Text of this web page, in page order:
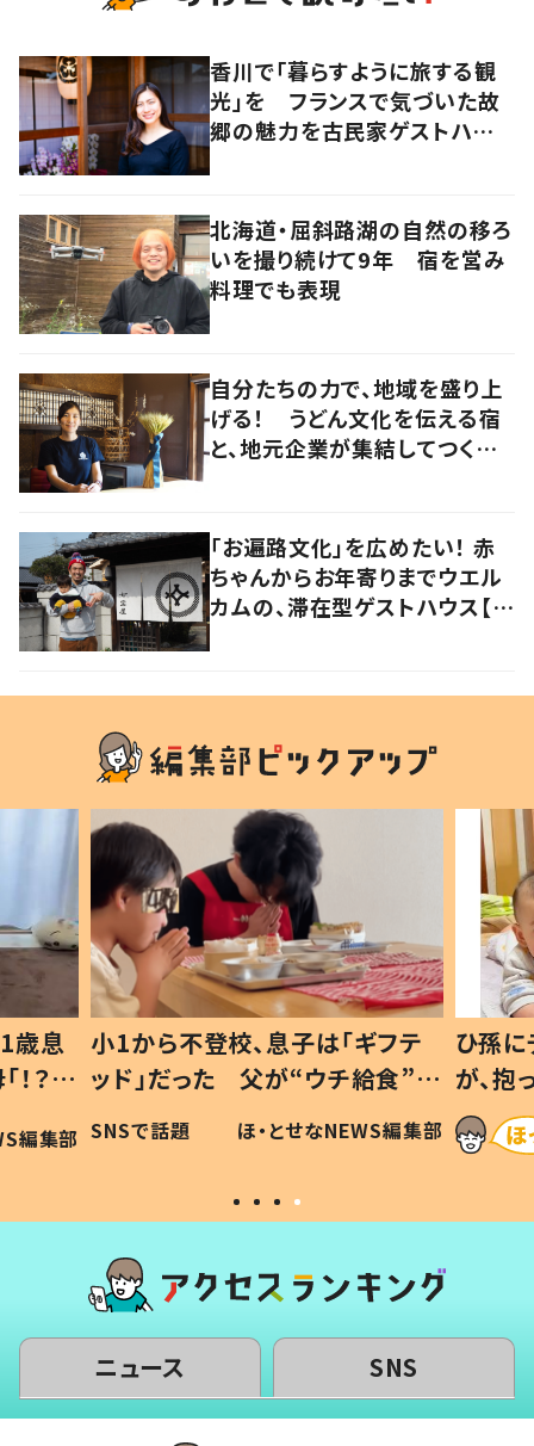
香川で「暮らすように旅する観
光」を フランスで気づいた故
郷の魅力を古民家ゲストハウス
北海道・屈斜路湖の自然の移ろ
いを撮り続けて9年 宿を営み
料理でも表現
自分たちの力で、地域を盛り上
げる！ うどん文化を伝える宿
と、地元企業が集結してつくり
「お遍路文化」を広めたい！ 赤
ちゃんからお年寄りまでウエル
カムの、滞在型ゲストハウス【暮
歳息
？」
編集部
小1から不登校、息子は「ギフテ
ッド」だった 父が“ウチ給食”を
作り続ける理由とは #令和の親
#令和の子
SNSで話題 ほ・とせなNEWS編集部
ひ孫
が、
「涙が
い」
ニュース SNS